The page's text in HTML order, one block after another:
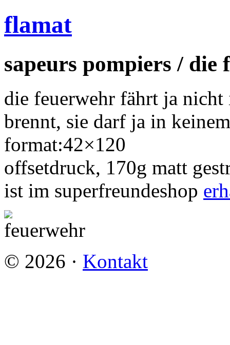
flamat
sapeurs pompiers / die
die feuerwehr fährt ja nicht
brennt, sie darf ja in
format:42×120
offsetdruck, 170g matt
ist im superfreundeshop
© 2026 · Kontakt